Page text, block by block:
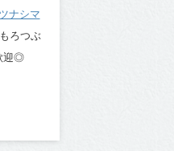
ツナシマ
ろつぶ
迎◎